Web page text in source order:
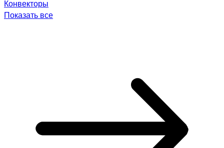
Конвекторы
Показать все